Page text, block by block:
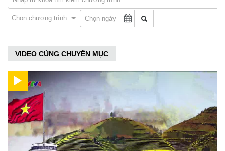
Chọn chương trình
VIDEO CÙNG CHUYÊN MỤC